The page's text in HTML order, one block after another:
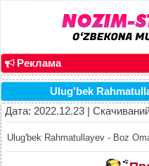
Реклама
Ulug'bek
Дата: 2022.12.23 |
Ulug'bek Rahmatullayev - Boz